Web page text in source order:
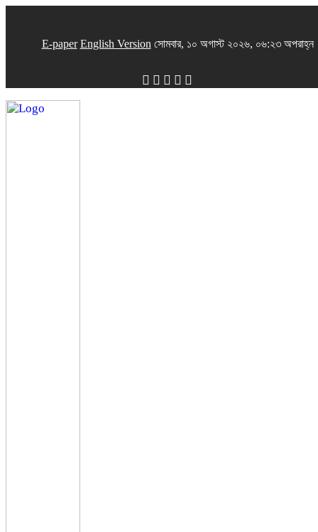
E-paper English Version সোমবার, ১০ অগাস্ট ২০২৬, ০৬:২৩ অপরাহ্ন